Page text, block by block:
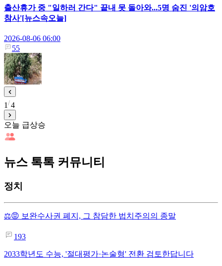
출산휴가 중 "일하러 간다" 끝내 못 돌아와...5명 숨진 '의암호
참사'[뉴스속오늘]
2026-08-06 06:00
55
1 4
오늘 급상승
뉴스 톡톡 커뮤니티
정치
⚖️😡 보완수사권 폐지, 그 참담한 법치주의의 종말
193
2033학년도 수능, '절대평가·논술형' 전환 검토한답니다